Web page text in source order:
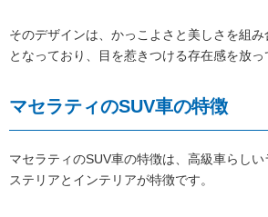
そのデザインは、かっこよさと美しさを組み
となっており、目を惹きつける存在感を放っ
マセラティのSUV車の特徴
マセラティのSUV車の特徴は、高級車らし
ステリアとインテリアが特徴です。